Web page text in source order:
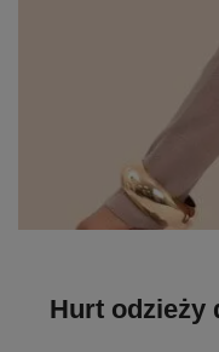
Hurt odzieży